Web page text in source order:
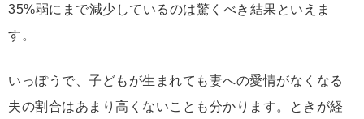
35%弱にまで減少しているのは驚くべき結果といえま
す。
いっぽうで、子どもが生まれても妻への愛情がなくなる
夫の割合はあまり高くないことも分かります。ときが経